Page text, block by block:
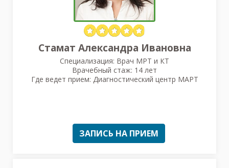
Стамат Александра Ивановна
Специализация: Врач МРТ и КТ
Врачебный стаж: 14 лет
Где ведет прием: Диагностический центр МАРТ
ЗАПИСЬ НА ПРИЕМ